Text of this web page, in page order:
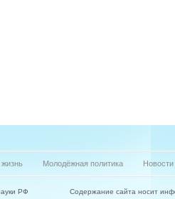
Молодёжная политика Новости
РФ
Содержание сайта носит